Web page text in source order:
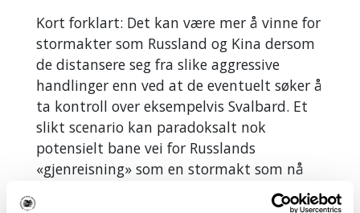
Kort forklart: Det kan være mer å vinne for
stormakter som Russland og Kina dersom
de distansere seg fra slike aggressive
handlinger enn ved at de eventuelt søker å
ta kontroll over eksempelvis Svalbard. Et
slikt scenario kan paradoksalt nok
potensielt bane vei for Russlands
«gjenreisning» som en stormakt som nå